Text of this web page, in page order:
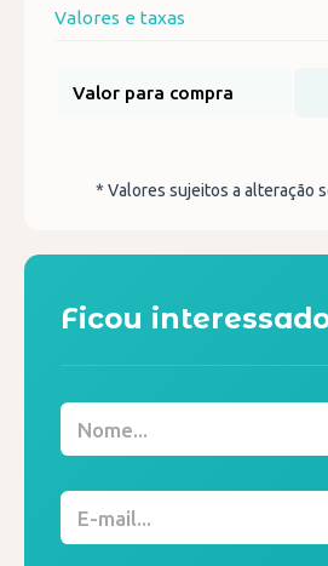
Valores e taxas
Valor para compra
* Valores sujeitos a alteração
Ficou